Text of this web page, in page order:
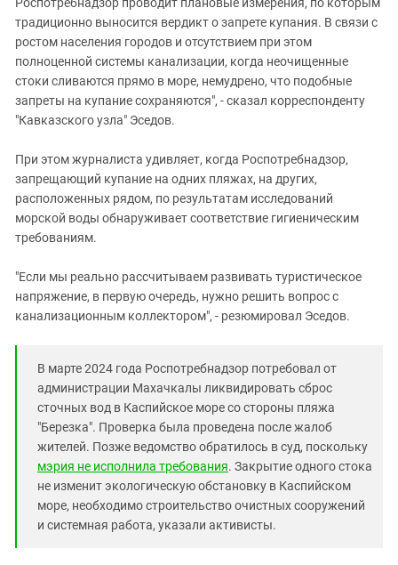
традиционно выносится вердикт о запрете купания. В связи с
ростом населения городов и отсутствием при этом
полноценной системы канализации, когда неочищенные
стоки сливаются прямо в море, немудрено, что подобные
запреты на купание сохраняются", - сказал корреспонденту
"Кавказского узла" Эседов.
При этом журналиста удивляет, когда Роспотребнадзор,
запрещающий купание на одних пляжах, на других,
расположенных рядом, по результатам исследований
морской воды обнаруживает соответствие гигиеническим
требованиям.
"Если мы реально рассчитываем развивать туристическое
напряжение, в первую очередь, нужно решить вопрос с
канализационным коллектором", - резюмировал Эседов.
В марте 2024 года Роспотребнадзор потребовал от
администрации Махачкалы ликвидировать сброс
сточных вод в Каспийское море со стороны пляжа
"Березка". Проверка была проведена после жалоб
жителей. Позже ведомство обратилось в суд, поскольку
мэрия не исполнила требования. Закрытие одного стока
не изменит экологическую обстановку в Каспийском
море, необходимо строительство очистных сооружений
и системная работа, указали активисты.